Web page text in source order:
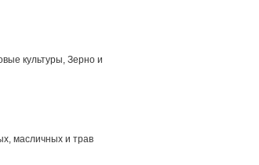
культуры, Зерно и
масличных и трав